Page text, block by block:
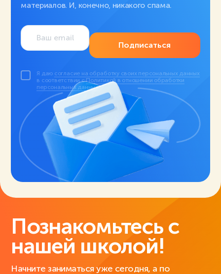
материалов. И, конечно, никакого спама.
Подписаться
Я даю согласие на обработку своих персональных данных
в соответствии сПолитикой в отношении обработки
персональных данных.
Познакомьтесь с
нашей школой!
Начните заниматься уже сегодня, а по